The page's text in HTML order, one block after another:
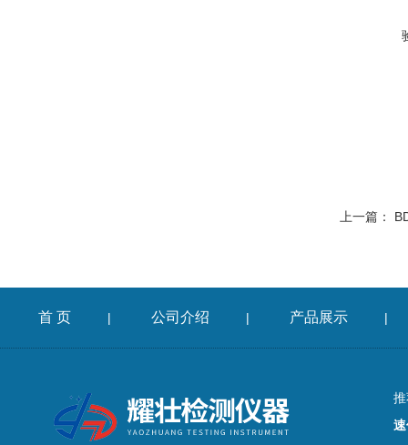
上一篇：
首 页 | 公司介绍 | 产品展示 |